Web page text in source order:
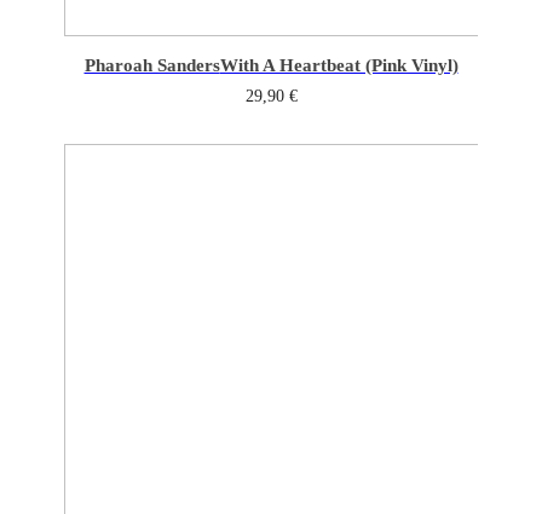
Pharoah SandersWith A Heartbeat (Pink Vinyl)
29,90 €